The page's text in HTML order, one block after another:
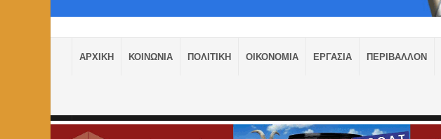
ΑΡΧΙΚΗ ΚΟΙΝΩΝΙΑ ΠΟΛΙΤΙΚΗ ΟΙΚΟΝΟΜΙΑ ΕΡΓΑΣΙΑ ΠΕΡΙΒΑΛΛΟΝ